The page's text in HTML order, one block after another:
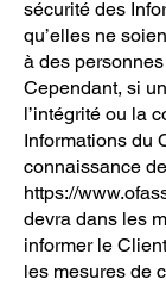
sécurité des
qu’elles ne
à des
Cependant, si
l’intégrité ou la
Informations du
connaissance de
https://
devra dans les
informer le
les mesures de